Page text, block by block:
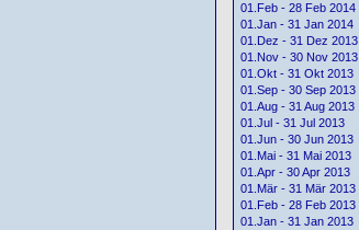
01.Feb - 28 Feb 2014
01.Jan - 31 Jan 2014
01.Dez - 31 Dez 2013
01.Nov - 30 Nov 2013
01.Okt - 31 Okt 2013
01.Sep - 30 Sep 2013
01.Aug - 31 Aug 2013
01.Jul - 31 Jul 2013
01.Jun - 30 Jun 2013
01.Mai - 31 Mai 2013
01.Apr - 30 Apr 2013
01.Mär - 31 Mär 2013
01.Feb - 28 Feb 2013
01.Jan - 31 Jan 2013